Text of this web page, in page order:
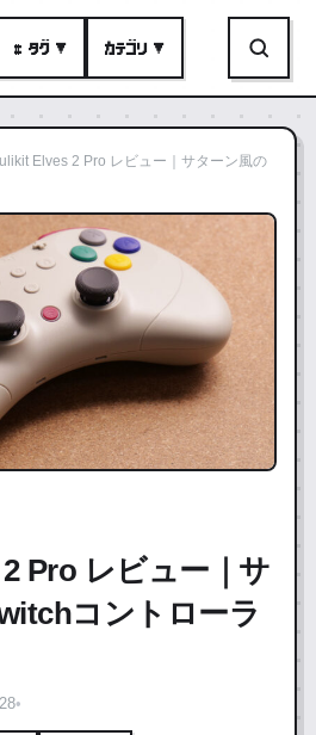
# タグ ▼ カテゴリ ▼
Elves 2 Pro レビュー｜サターン風の
Pro レビュー｜サ
コントローラ
•